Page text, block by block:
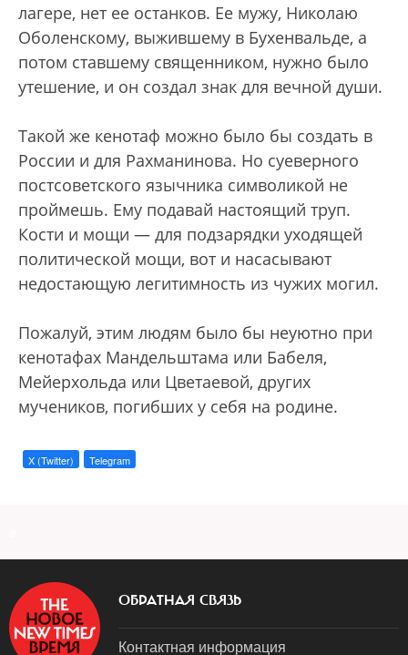
лагере, нет ее останков. Ее мужу, Николаю
Оболенскому, выжившему в Бухенвальде, а
потом ставшему священником, нужно было
утешение, и он создал знак для вечной души.
Такой же кенотаф можно было бы создать в
России и для Рахманинова. Но суеверного
постсоветского язычника символикой не
проймешь. Ему подавай настоящий труп.
Кости и мощи — для подзарядки уходящей
политической мощи, вот и насасывают
недостающую легитимность из чужих могил.
Пожалуй, этим людям было бы неуютно при
кенотафах Мандельштама или Бабеля,
Мейерхольда или Цветаевой, других
мучеников, погибших у себя на родине.
X (Twitter) Telegram
ОБРАТНАЯ СВЯЗЬ
Контактная информация